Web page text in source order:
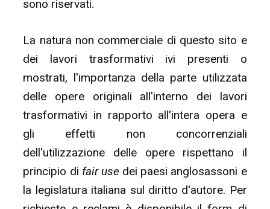
sono riservati.
La natura non commerciale di questo sito e
dei lavori trasformativi ivi presenti o
mostrati, l'importanza della parte utilizzata
delle opere originali all'interno dei lavori
trasformativi in rapporto all'intera opera e
gli effetti non concorrenziali
dell'utilizzazione delle opere rispettano il
principio di fair usedei paesi anglosassoni e
la legislatura italiana sul diritto d'autore. Per